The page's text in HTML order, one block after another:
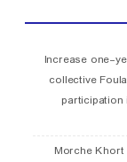
Increase one-
collective
Morche